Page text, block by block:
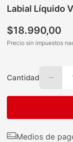
Labial Líquido
$18.990,00
Precio sin impuestos
Cantidad
Medios de